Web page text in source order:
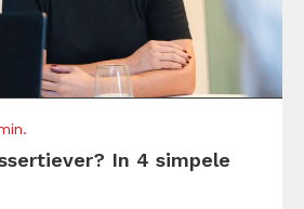
In 4 simpele